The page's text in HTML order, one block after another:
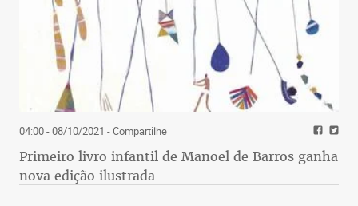
04:00 - 08/10/2021 - Compartilhe
Primeiro livro infantil de Manoel de Barros ganha
nova edição ilustrada